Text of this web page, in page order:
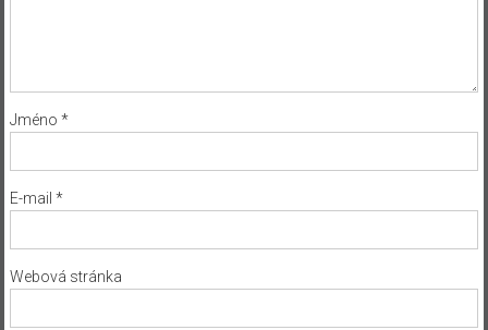
Jméno *
E-mail *
Webová stránka